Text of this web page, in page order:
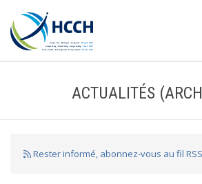
ACTUALITÉS
Rester informé, abonnez-vous au fil RSS